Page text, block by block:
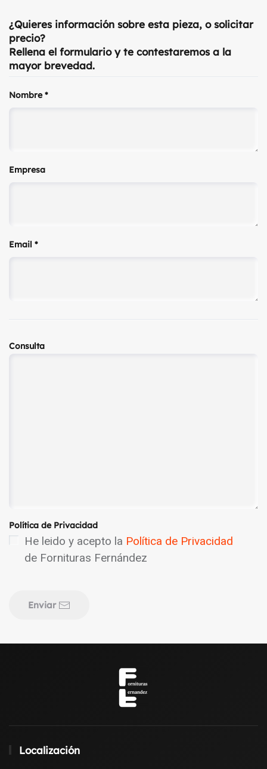
¿Quieres información sobre esta pieza, o solicitar
precio?
Rellena el formulario y te contestaremos a la
mayor brevedad.
Nombre*
Empresa
Email *
Consulta
Política de Privacidad
He leido y acepto la Política de Privacidad
de Fornituras Fernández
Enviar
Localización